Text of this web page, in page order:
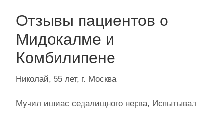
Отзывы пациентов о
Мидокалме и
Комбилипене
Николай, 55 лет, г. Москва
Мучил ишиас седалищного нерва, Испытывал